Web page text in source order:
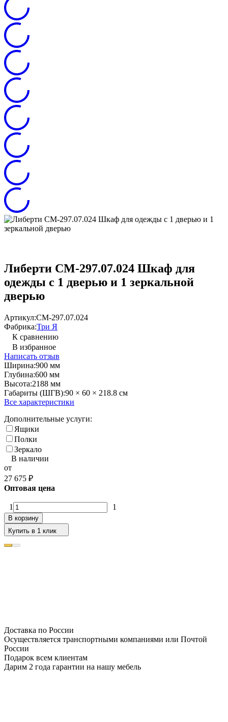
Либерти СМ-297.07.024 Шкаф для
одежды с 1 дверью и 1 зеркальной
дверью
Артикул:СМ-297.07.024
Фабрика:Три Я
К сравнению
В избранное
Написать отзыв
Ширина:900 мм
Глубина:600 мм
Высота:2188 мм
Габариты (ШГВ):90 × 60 × 218.8 см
Все характеристики
Дополнительные услуги:
Ящики
Полки
Зеркало
В наличии
от
27 675 ₽
Оптовая цена
1 1
В корзину
Купить в 1 клик
Доставка по России
Осуществляется транспортными компаниями или Почтой
России
Подарок всем клиентам
Дарим 2 года гарантии на нашу мебель